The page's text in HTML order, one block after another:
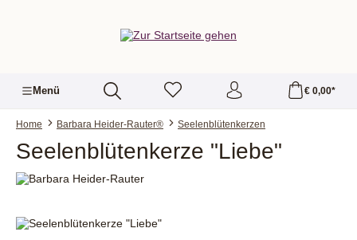
Menü € 0,00*
Home Barbara Heider-Rauter® Seelenblütenkerzen
Seelenblütenkerze "Liebe"
Bildergalerie überspringen